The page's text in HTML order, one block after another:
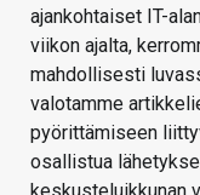
ajankohtaiset IT-
viikon ajalta,
mahdollisesti
valotamme
pyörittämiseen
osallistua